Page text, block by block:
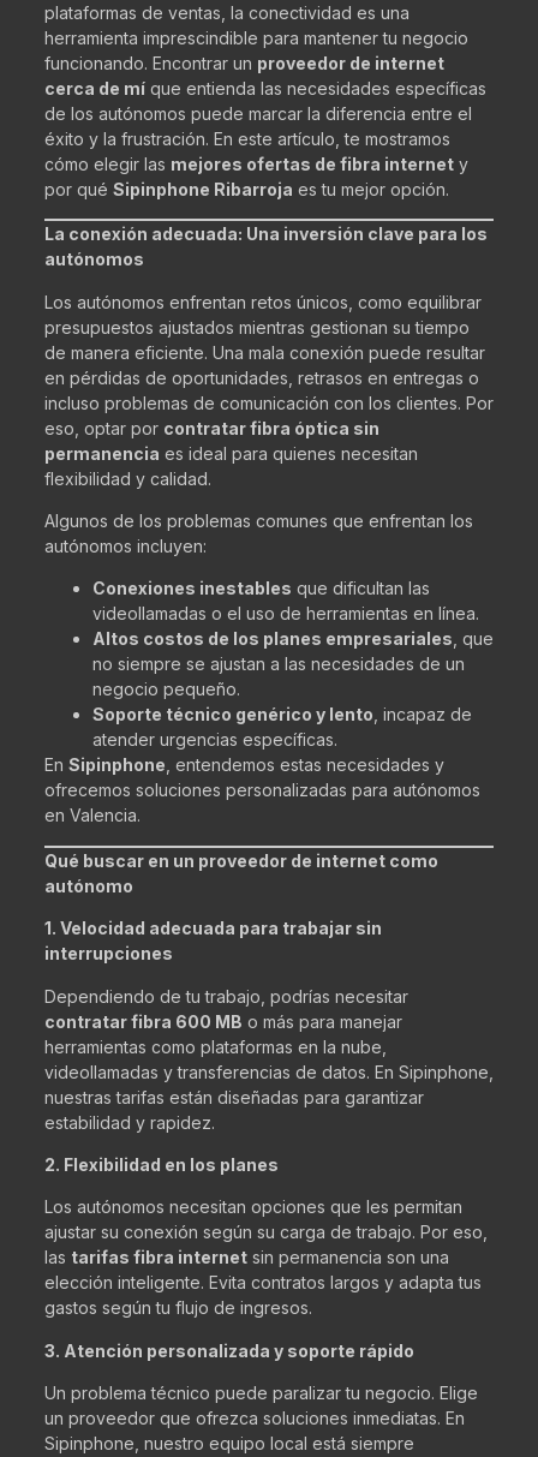
plataformas de ventas, la conectividad es una
herramienta imprescindible para mantener tu negocio
funcionando. Encontrar un proveedor de internet
cerca de míque entienda las necesidades específicas
de los autónomos puede marcar la diferencia entre el
éxito y la frustración. En este artículo, te mostramos
cómo elegir las mejores ofertas de fibra internety
por qué Sipinphone Ribarroja es tu mejor opción.
La conexión adecuada: Una inversión clave para los
autónomos
Los autónomos enfrentan retos únicos, como equilibrar
presupuestos ajustados mientras gestionan su tiempo
de manera eficiente. Una mala conexión puede resultar
en pérdidas de oportunidades, retrasos en entregas o
incluso problemas de comunicación con los clientes. Por
eso, optar por contratar fibra óptica sin
permanencia es ideal para quienes necesitan
flexibilidad y calidad.
Algunos de los problemas comunes que enfrentan los
autónomos incluyen:
Conexiones inestables que dificultan las
videollamadas o el uso de herramientas en línea.
Altos costos de los planes empresariales, que
no siempre se ajustan a las necesidades de un
negocio pequeño.
Soporte técnico genérico y lento, incapaz de
atender urgencias específicas.
En Sipinphone, entendemos estas necesidades y
ofrecemos soluciones personalizadas para autónomos
en Valencia.
Qué buscar en un proveedor de internet como
autónomo
1. Velocidad adecuada para trabajar sin
interrupciones
Dependiendo de tu trabajo, podrías necesitar
contratar fibra 600 MB o más para manejar
herramientas como plataformas en la nube,
videollamadas y transferencias de datos. En Sipinphone,
nuestras tarifas están diseñadas para garantizar
estabilidad y rapidez.
2. Flexibilidad en los planes
Los autónomos necesitan opciones que les permitan
ajustar su conexión según su carga de trabajo. Por eso,
las tarifas fibra internetsin permanencia son una
elección inteligente. Evita contratos largos y adapta tus
gastos según tu flujo de ingresos.
3. Atención personalizada y soporte rápido
Un problema técnico puede paralizar tu negocio. Elige
un proveedor que ofrezca soluciones inmediatas. En
Sipinphone, nuestro equipo local está siempre